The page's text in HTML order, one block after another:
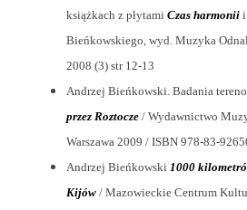
książkach z płytami Czas harmoniii
Bieńkowskiego, wyd. Muzyka
2008 (3) str 12-13
Andrzej Bieńkowski. Badania
przez Roztocze/ Wydawnictwo
Warszawa 2009 / ISBN 978-83-
Andrzej Bieńkowski 1000
Kijów/ Mazowieckie Centrum